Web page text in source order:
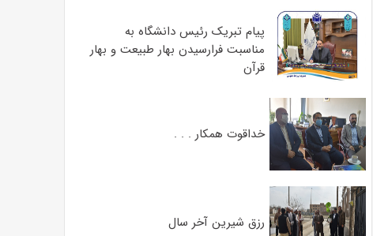
پیام تبریک رئیس دانشگاه به
مناسبت فرارسیدن بهار طبیعت و بهار
قرآن
خداقوت همکار . . .
رزق شیرین آخر سال